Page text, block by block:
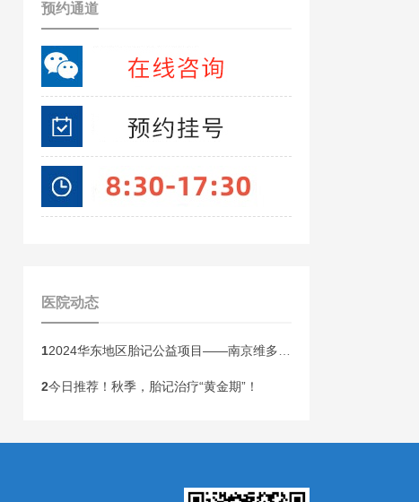
预约通道
医院动态
12024华东地区胎记公益项目——南京维多利亚胎记研究院全国招募300名胎记患者正式启动!
2今日推荐！秋季，胎记治疗“黄金期”！